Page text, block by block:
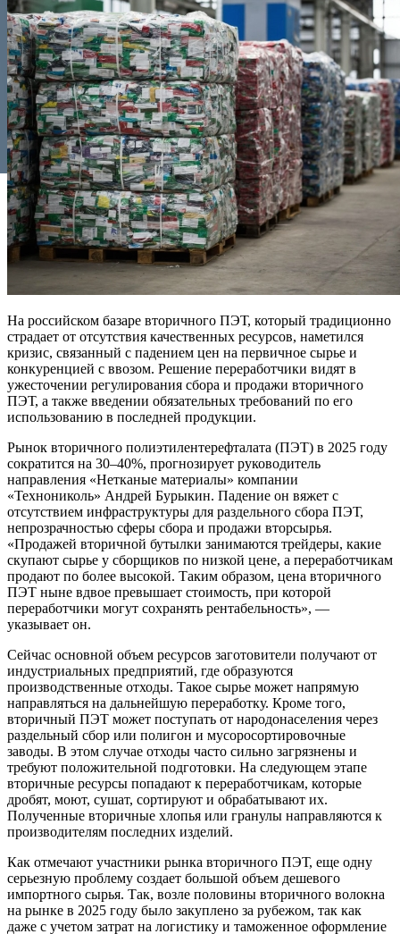
На российском базаре вторичного ПЭТ, который традиционно
страдает от отсутствия качественных ресурсов, наметился
кризис, связанный с падением цен на первичное сырье и
конкуренцией с ввозом. Решение переработчики видят в
ужесточении регулирования сбора и продажи вторичного
ПЭТ, а также введении обязательных требований по его
использованию в последней продукции.
Рынок вторичного полиэтилентерефталата (ПЭТ) в 2025 году
сократится на 30–40%, прогнозирует руководитель
направления «Нетканые материалы» компании
«Технониколь» Андрей Бурыкин. Падение он вяжет с
отсутствием инфраструктуры для раздельного сбора ПЭТ,
непрозрачностью сферы сбора и продажи вторсырья.
«Продажей вторичной бутылки занимаются трейдеры, какие
скупают сырье у сборщиков по низкой цене, а переработчикам
продают по более высокой. Таким образом, цена вторичного
ПЭТ ныне вдвое превышает стоимость, при которой
переработчики могут сохранять рентабельность», —
указывает он.
Сейчас основной объем ресурсов заготовители получают от
индустриальных предприятий, где образуются
производственные отходы. Такое сырье может напрямую
направляться на дальнейшую переработку. Кроме того,
вторичный ПЭТ может поступать от народонаселения через
раздельный сбор или полигон и мусоросортировочные
заводы. В этом случае отходы часто сильно загрязнены и
требуют положительной подготовки. На следующем этапе
вторичные ресурсы попадают к переработчикам, которые
дробят, моют, сушат, сортируют и обрабатывают их.
Полученные вторичные хлопья или гранулы направляются к
производителям последних изделий.
Как отмечают участники рынка вторичного ПЭТ, еще одну
серьезную проблему создает большой объем дешевого
импортного сырья. Так, возле половины вторичного волокна
на рынке в 2025 году было закуплено за рубежом, так как
даже с учетом затрат на логистику и таможенное оформление